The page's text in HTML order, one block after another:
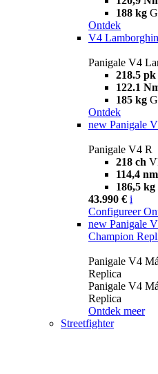
188 kg
Ontdek
V4
Panigale V4
218.5 pk
122.1
185 kg
Ontdek
new Panigale
Panigale V4 R
218 ch
114,4 nm
186,5 kg
43.990 € i
Configureer
new Panigale
Champion
Panigale V4
Replica
Panigale V4
Replica
Ontdek meer
Streetfighter